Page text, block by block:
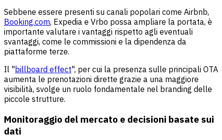
Sebbene essere presenti su canali popolari come Airbnb,
Booking.com, Expedia e Vrbo possa ampliare la portata, è
importante valutare i vantaggi rispetto agli eventuali
svantaggi, come le commissioni e la dipendenza da
piattaforme terze.
Il "billboard effect", per cui la presenza sulle principali OTA
aumenta le prenotazioni dirette grazie a una maggiore
visibilità, svolge un ruolo fondamentale nel branding delle
piccole strutture.
Monitoraggio del mercato e decisioni basate sui
dati